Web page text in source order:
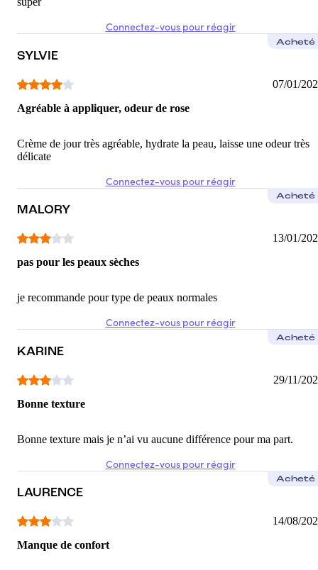
Connectez-vous pour réagir
SYLVIE
Acheté
07/01/
Agréable à appliquer, odeur de rose
Crème de jour très agréable, hydrate la peau, laisse une odeur très
délicate
Connectez-vous pour réagir
MALORY
Acheté
13/01/
pas pour les peaux sèches
je recommande pour type de peaux normales
Connectez-vous pour réagir
KARINE
Acheté
29/11/
Bonne texture
Bonne texture mais je n’ai vu aucune différence pour ma part.
Connectez-vous pour réagir
LAURENCE
Acheté
14/08/
Manque de confort